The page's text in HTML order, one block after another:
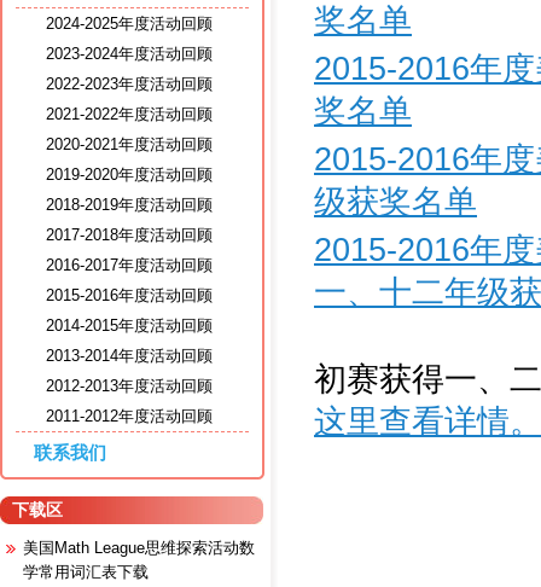
2024-2025年度活动回顾
2023-2024年度活动回顾
2022-2023年度活动回顾
2021-2022年度活动回顾
2020-2021年度活动回顾
2019-2020年度活动回顾
2018-2019年度活动回顾
2017-2018年度活动回顾
2016-2017年度活动回顾
2015-2016年度活动回顾
2014-2015年度活动回顾
2013-2014年度活动回顾
2012-2013年度活动回顾
2011-2012年度活动回顾
联系我们
下载区
美国Math League思维探索活动数
学常用词汇表下载
奖名单
2015-2016年
奖名单
2015-2016年
级获奖名单
2015-2016年
一、十二年级
初赛获得一、
这里查看详情。